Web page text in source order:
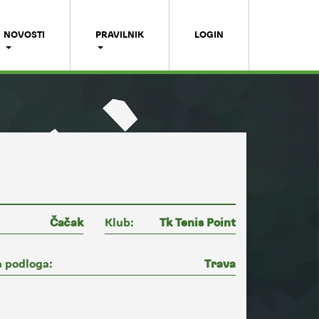
NOVOSTI PRAVILNIK LOGIN
Čačak Klub: Tk Tenis Point
podloga: Trava